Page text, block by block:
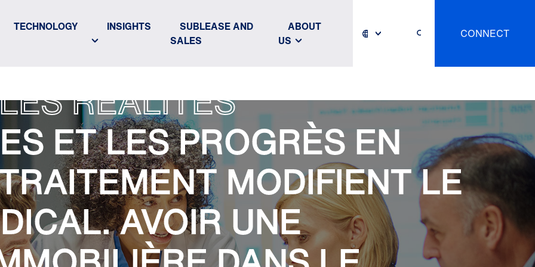
TECHNOLOGY INSIGHTS
SUBLEASE AND
SALES
ABOUT
US
CONNECT
RÉALITÉS
ET LES PROGRÈS EN
MODIFIENT LE
AVOIR UNE